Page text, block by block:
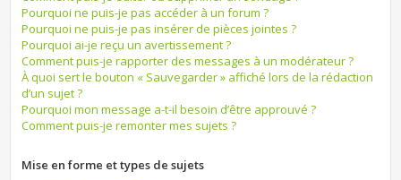
Pourquoi ne puis-je pas accéder à un forum ?
Pourquoi ne puis-je pas insérer de pièces jointes ?
Pourquoi ai-je reçu un avertissement ?
Comment puis-je rapporter des messages à un modérateur ?
À quoi sert le bouton « Sauvegarder » affiché lors de la rédaction
d’un sujet ?
Pourquoi mon message a-t-il besoin d’être approuvé ?
Comment puis-je remonter mes sujets ?
Mise en forme et types de sujets